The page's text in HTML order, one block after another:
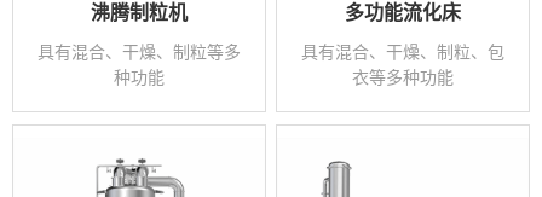
沸腾制粒机
具有混合、干燥、制粒等多
种功能
多功能流化床
具有混合、干燥、制粒、包
衣等多种功能